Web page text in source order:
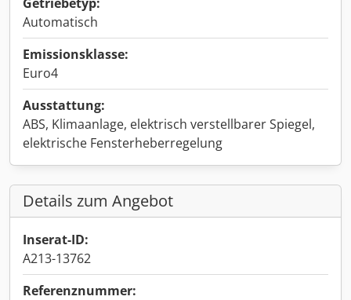
Automatisch
Emissionsklasse:
Euro4
Ausstattung:
ABS, Klimaanlage, elektrisch verstellbarer Spiegel,
elektrische Fensterheberregelung
Details zum Angebot
Inserat-ID:
A213-13762
Referenznummer: